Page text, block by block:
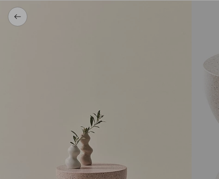
home
page
Terug